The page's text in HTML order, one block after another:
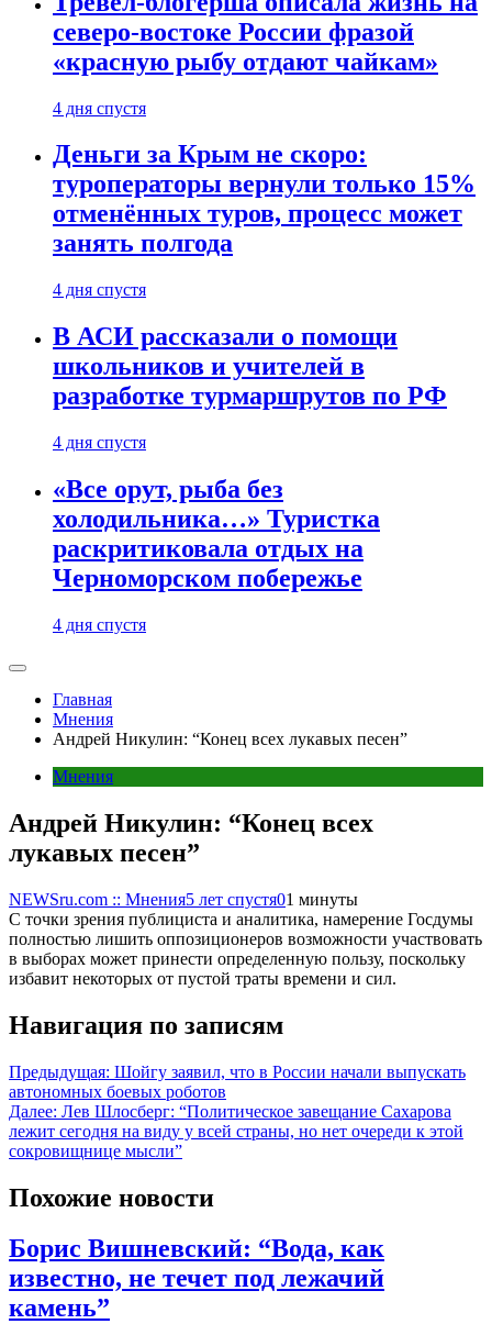
северо-востоке России фразой
«красную рыбу отдают чайкам»
4 дня спустя
Деньги за Крым не скоро:
туроператоры вернули только 15%
отменённых туров, процесс может
занять полгода
4 дня спустя
В АСИ рассказали о помощи
школьников и учителей в
разработке турмаршрутов по РФ
4 дня спустя
«Все орут, рыба без
холодильника…» Туристка
раскритиковала отдых на
Черноморском побережье
4 дня спустя
Главная
Мнения
Андрей Никулин: “Конец всех лукавых песен”
Мнения
Андрей Никулин: “Конец всех
лукавых песен”
NEWSru.com :: Мнения5 лет спустя01 минуты
С точки зрения публициста и аналитика, намерение Госдумы
полностью лишить оппозиционеров возможности участвовать
в выборах может принести определенную пользу, поскольку
избавит некоторых от пустой траты времени и сил.
Навигация по записям
Предыдущая: Шойгу заявил, что в России начали выпускать
автономных боевых роботов
Далее: Лев Шлосберг: “Политическое завещание Сахарова
лежит сегодня на виду у всей страны, но нет очереди к этой
сокровищнице мысли”
Похожие новости
Борис Вишневский: “Вода, как
известно, не течет под лежачий
камень”